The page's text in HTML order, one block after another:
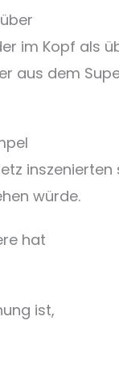
im Kopf als
aus dem
würde.
hat
ist,